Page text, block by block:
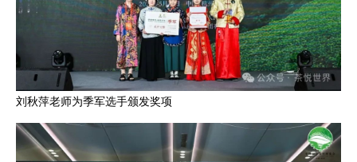
刘秋萍老师为季军选手颁发奖项